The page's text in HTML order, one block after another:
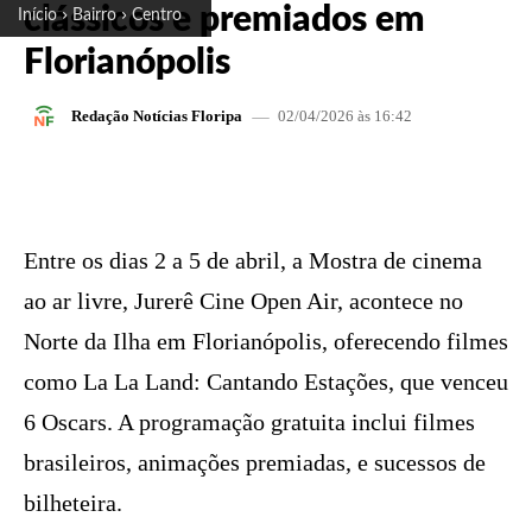
Início Bairro Centro
clássicos e premiados em
Florianópolis
Redação Notícias Floripa 02/04/2026 às 16:42
Entre os dias 2 a 5 de abril, a Mostra de cinema
ao ar livre, Jurerê Cine Open Air, acontece no
Norte da Ilha em Florianópolis, oferecendo filmes
como La La Land: Cantando Estações, que venceu
6 Oscars. A programação gratuita inclui filmes
brasileiros, animações premiadas, e sucessos de
bilheteira.